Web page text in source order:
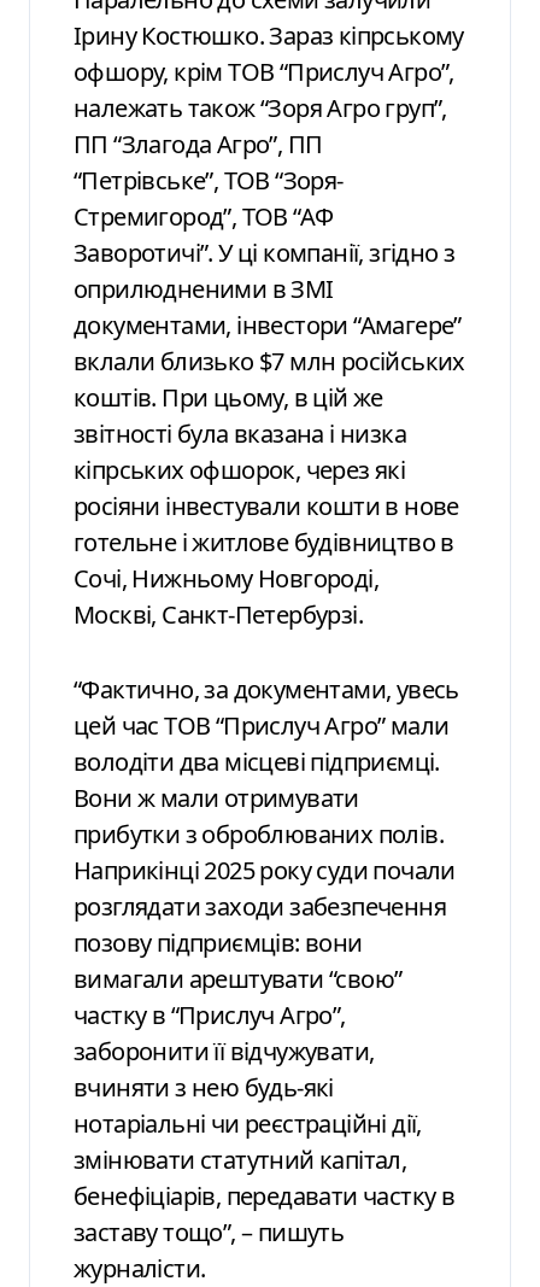
Ірину Костюшко. Зараз кіпрському
офшору, крім ТОВ “Прислуч Агро”,
належать також “Зоря Агро груп”,
ПП “Злагода Агро”, ПП
“Петрівське”, ТОВ “Зоря-
Стремигород”, ТОВ “АФ
Заворотичі”. У ці компанії, згідно з
оприлюдненими в ЗМІ
документами, інвестори “Амагере”
вклали близько $7 млн російських
коштів. При цьому, в цій же
звітності була вказана і низка
кіпрських офшорок, через які
росіяни інвестували кошти в нове
готельне і житлове будівництво в
Сочі, Нижньому Новгороді,
Москві, Санкт-Петербурзі.
“Фактично, за документами, увесь
цей час ТОВ “Прислуч Агро” мали
володіти два місцеві підприємці.
Вони ж мали отримувати
прибутки з оброблюваних полів.
Наприкінці 2025 року суди почали
розглядати заходи забезпечення
позову підприємців: вони
вимагали арештувати “свою”
частку в “Прислуч Агро”,
заборонити її відчужувати,
вчиняти з нею будь-які
нотаріальні чи реєстраційні дії,
змінювати статутний капітал,
бенефіціарів, передавати частку в
заставу тощо”, – пишуть
журналісти.